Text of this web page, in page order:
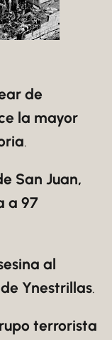
de
la mayor
.
San Juan,
a 97
al
Ynestrillas.
terrorista